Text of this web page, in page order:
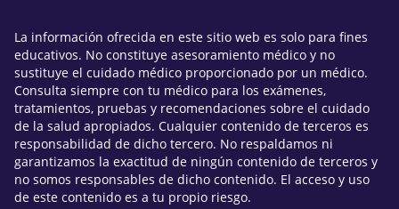
La información ofrecida en este sitio web es solo para fines
educativos. No constituye asesoramiento médico y no
sustituye el cuidado médico proporcionado por un médico.
Consulta siempre con tu médico para los exámenes,
tratamientos, pruebas y recomendaciones sobre el cuidado
de la salud apropiados. Cualquier contenido de terceros es
responsabilidad de dicho tercero. No respaldamos ni
garantizamos la exactitud de ningún contenido de terceros y
no somos responsables de dicho contenido. El acceso y uso
de este contenido es a tu propio riesgo.